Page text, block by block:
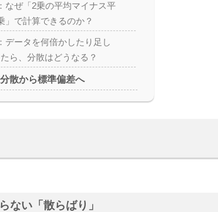
なぜ「2乗の平均マイナス平
」で計算できるのか？
データを何倍かしたり足し
ら、分散はどうなる？
散から標準偏差へ
ない「散らばり」